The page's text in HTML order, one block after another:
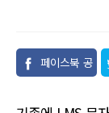
페이스북 공